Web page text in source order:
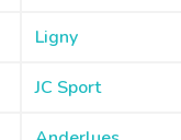
Ligny
JC Sport